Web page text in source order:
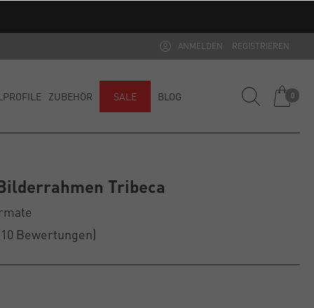
ANMELDEN REGISTRIEREN
ZUBEHÖR SALE BLOG 0
Tribeca
Bewertungen)